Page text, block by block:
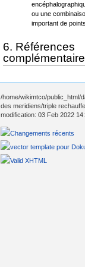
ou une
important de
6. Références
/home/wikimtco/public_html/
des meridiens/triple
modification: 03 Feb 2022